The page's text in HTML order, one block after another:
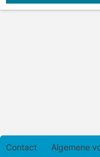
Contact Algemene